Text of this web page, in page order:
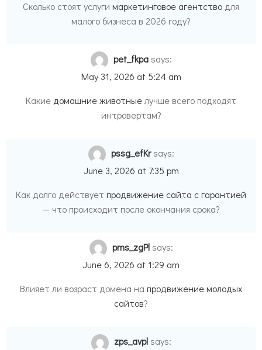
Сколько стоят услуги маркетинговое агентство для
малого бизнеса в 2026 году?
pet_fkpa says:
May 31, 2026 at 5:24 am
Какие домашние животные лучше всего подходят
интровертам?
pssg_efKr says:
June 3, 2026 at 7:35 pm
Как долго действует продвижение сайта с гарантией
— что происходит после окончания срока?
pms_zgPl says:
June 6, 2026 at 1:29 am
Влияет ли возраст домена на продвижение молодых
сайтов?
zps_avpl says: